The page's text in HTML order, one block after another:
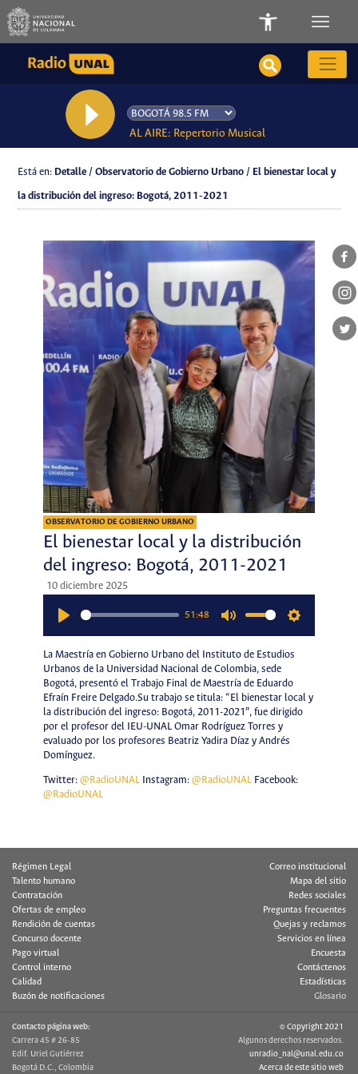
AL AIRE: Repertorio Musical
Está en: Detalle / Observatorio de Gobierno Urbano / El bienestar local y
la distribución del ingreso: Bogotá, 2011-2021
OBSERVATORIO DE GOBIERNO URBANO
El bienestar local y la distribución
del ingreso: Bogotá, 2011-2021
10 diciembre 2025
51:48
La Maestría en Gobierno Urbano del Instituto de Estudios
Urbanos de la Universidad Nacional de Colombia, sede
Bogotá, presentó el Trabajo Final de Maestría de Eduardo
Efraín Freire Delgado.Su trabajo se titula: “El bienestar local y
la distribución del ingreso: Bogotá, 2011-2021″, fue dirigido
por el profesor del IEU-UNAL Omar Rodríguez Torres y
evaluado por los profesores Beatriz Yadira Díaz y Andrés
Domínguez.
Twitter: @RadioUNALInstagram: @RadioUNALFacebook:
@RadioUNAL
Régimen Legal
Talento humano
Contratación
Ofertas de empleo
Rendición de cuentas
Concurso docente
Pago virtual
Control interno
Calidad
Buzón de notificaciones
Correo institucional
Mapa del sitio
Redes sociales
Preguntas frecuentes
Quejas y reclamos
Servicios en línea
Encuesta
Contáctenos
Estadísticas
Glosario
Contacto página web:
Carrera 45 # 26-85
Edif. Uriel Gutiérrez
Bogotá D.C., Colombia
© Copyright 2021
Algunos derechos reservados.
unradio_nal@unal.edu.co
Acerca de este sitio web